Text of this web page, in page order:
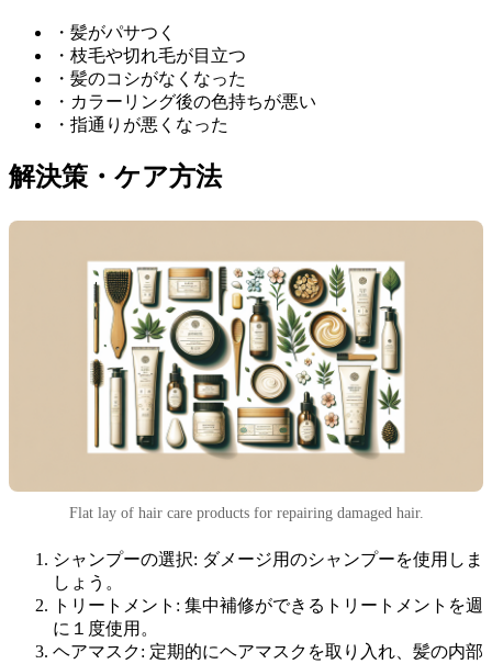
・髪がパサつく
・枝毛や切れ毛が目立つ
・髪のコシがなくなった
・カラーリング後の色持ちが悪い
・指通りが悪くなった
解決策・ケア方法
Flat lay of hair care products for repairing damaged hair.
シャンプーの選択: ダメージ用のシャンプーを使用しま
しょう。
トリートメント: 集中補修ができるトリートメントを週
に１度使用。
ヘアマスク: 定期的にヘアマスクを取り入れ、髪の内部